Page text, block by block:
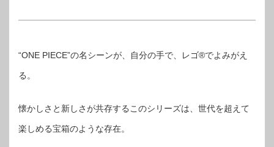
“ONE PIECE”の名シーンが、自分の手で、レゴ®でよみがえ
る。
懐かしさと新しさが共存するこのシリーズは、世代を超えて
楽しめる宝箱のような存在。